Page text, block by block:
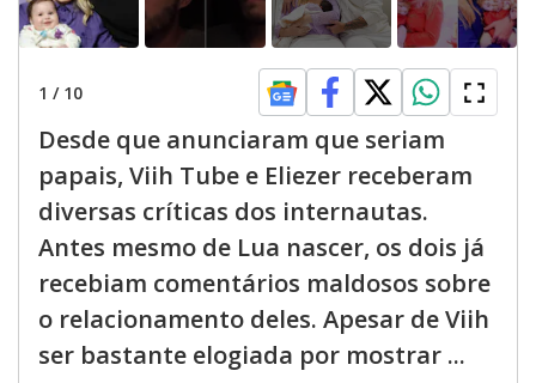
1 / 10
Desde que anunciaram que seriam
papais, Viih Tube e Eliezer receberam
diversas críticas dos internautas.
Antes mesmo de Lua nascer, os dois já
recebiam comentários maldosos sobre
o relacionamento deles. Apesar de Viih
ser bastante elogiada por mostrar ...